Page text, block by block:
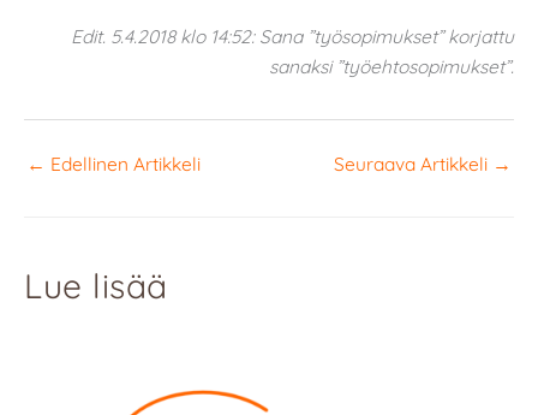
Edit. 5.4.2018 klo 14:52: Sana ”työsopimukset” korjattu
sanaksi ”työehtosopimukset”.
← Edellinen Artikkeli Seuraava Artikkeli →
Lue lisää